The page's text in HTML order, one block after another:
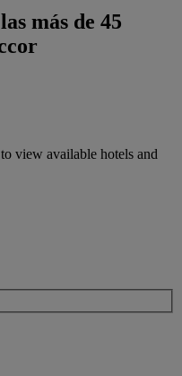
más de 45
view available hotels and